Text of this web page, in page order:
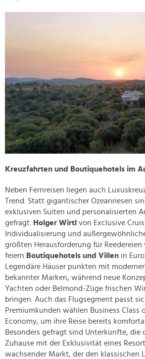
Kreuzfahrten und Boutiquehotels im
Neben Fernreisen liegen auch
Trend. Statt gigantischer Ozeanriesen
exklusiven Suiten und personalisierten
gefragt. Holger Wirtl von Exclusive
Individualisierung und
größten Herausforderung für
feiern Boutiquehotels und Villen in
Legendäre Häuser punkten mit
bekannter Marken, während neue
Yachten oder Belmond-Züge frischen
bringen. Auch das Flugsegment passt
Premiumkunden wählen Business Class
Economy, um ihre Reise bereits
Besonders gefragt sind Unterkünfte, die
Zuhause mit der Exklusivität eines
wachsender Markt, der den klassischen